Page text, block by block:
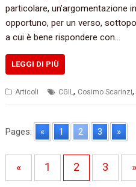
particolare, un’argomentazione
opportuno, per un verso,
a cui è bene rispondere con…
LEGGI DI PIÙ
Articoli CGIL, Cosimo Scarinzi,
Pages: « 1 2 3 »
« 1 2 3 »